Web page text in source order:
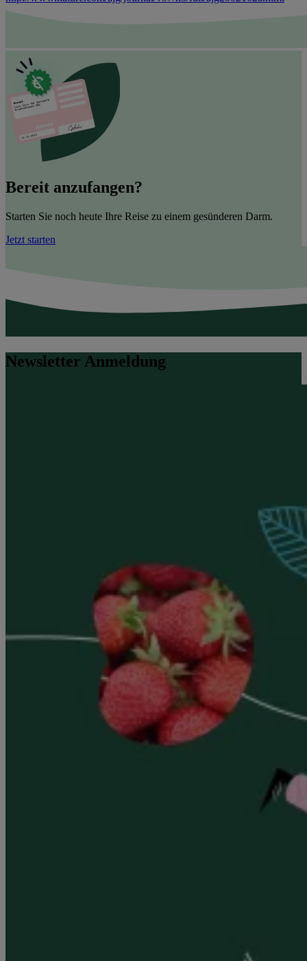
Bereit anzufangen?
Starten Sie noch heute Ihre Reise zu einem gesünderen Darm.
Jetzt starten
Newsletter Anmeldung